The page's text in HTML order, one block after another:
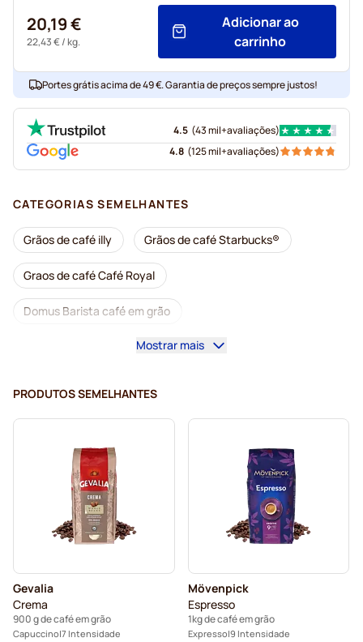
20,19 €
22,43 €/ kg.
Adicionar ao
carrinho
Portes grátis acima de 49 €. Garantia de preços sempre justos!
4.5 (43 mil+avaliações)
4.8 (125 mil+avaliações)
CATEGORIAS SEMELHANTES
Grãos de café illy Grãos de café Starbucks®
Graos de café Café Royal
Domus Barista café em grão
Máquinas de café para café em grão
Grãos de café L’OR Grãos de café Segafredo
Grãos de café Merrild Grãos de café Garibaldi
Grãos de café Tonino Lamborghini
Grãos de café Gimoka Café em grão Kaffekapslen
Mostrar mais
PRODUTOS SEMELHANTES
Gevalia
Crema
900 g de café em grão
Capuccino 7 Intensidade
Mövenpick
Espresso
1kg de café em grão
Expresso 9 Intensidade